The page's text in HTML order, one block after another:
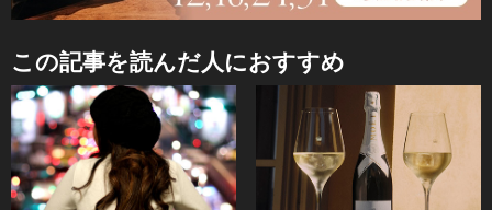
この記事を読んだ人におすすめ